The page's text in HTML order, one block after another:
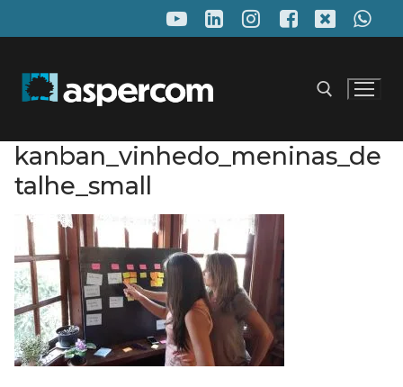
para
conteúdo
Pesquisar por:
kanban_vinhedo_meninas_de
talhe_small